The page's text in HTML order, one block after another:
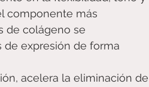
componente más
de colágeno se
de expresión de forma
acelera la eliminación de